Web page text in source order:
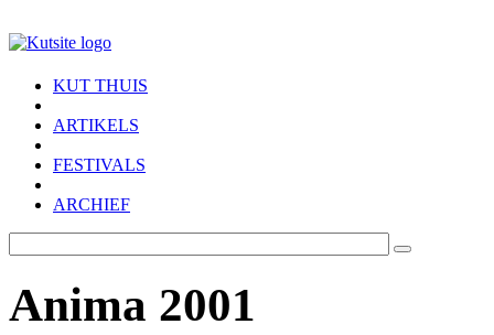
KUT THUIS
ARTIKELS
FESTIVALS
ARCHIEF
Anima 2001